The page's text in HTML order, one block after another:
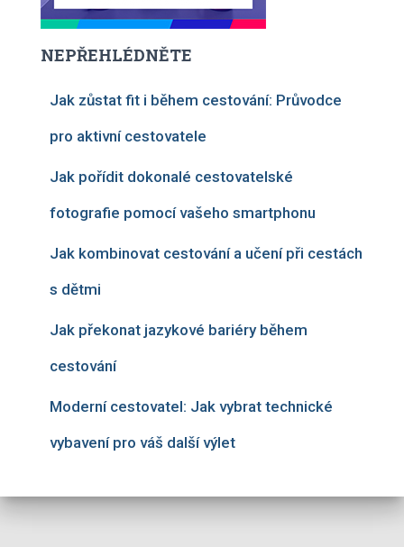
NEPŘEHLÉDNĚTE
Jak zůstat fit i během cestování: Průvodce
pro aktivní cestovatele
Jak pořídit dokonalé cestovatelské
fotografie pomocí vašeho smartphonu
Jak kombinovat cestování a učení při cestách
s dětmi
Jak překonat jazykové bariéry během
cestování
Moderní cestovatel: Jak vybrat technické
vybavení pro váš další výlet